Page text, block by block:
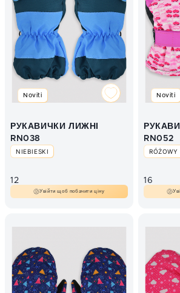
Noviti
РУКАВИЧКИ ЛИЖНІ
RN038
NIEBIESKI
12
Увійти щоб побачити ціну
Noviti
RN052
RÓŻOWY
16